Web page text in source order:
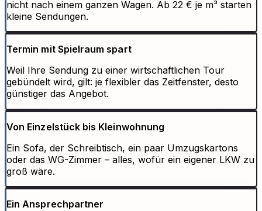
nicht nach einem ganzen Wagen. Ab 22 € je m³ starten
kleine Sendungen.
Termin mit Spielraum spart
Weil Ihre Sendung zu einer wirtschaftlichen Tour
gebündelt wird, gilt: je flexibler das Zeitfenster, desto
günstiger das Angebot.
Von Einzelstück bis Kleinwohnung
Ein Sofa, der Schreibtisch, ein paar Umzugskartons
oder das WG-Zimmer – alles, wofür ein eigener LKW zu
groß wäre.
Ein Ansprechpartner